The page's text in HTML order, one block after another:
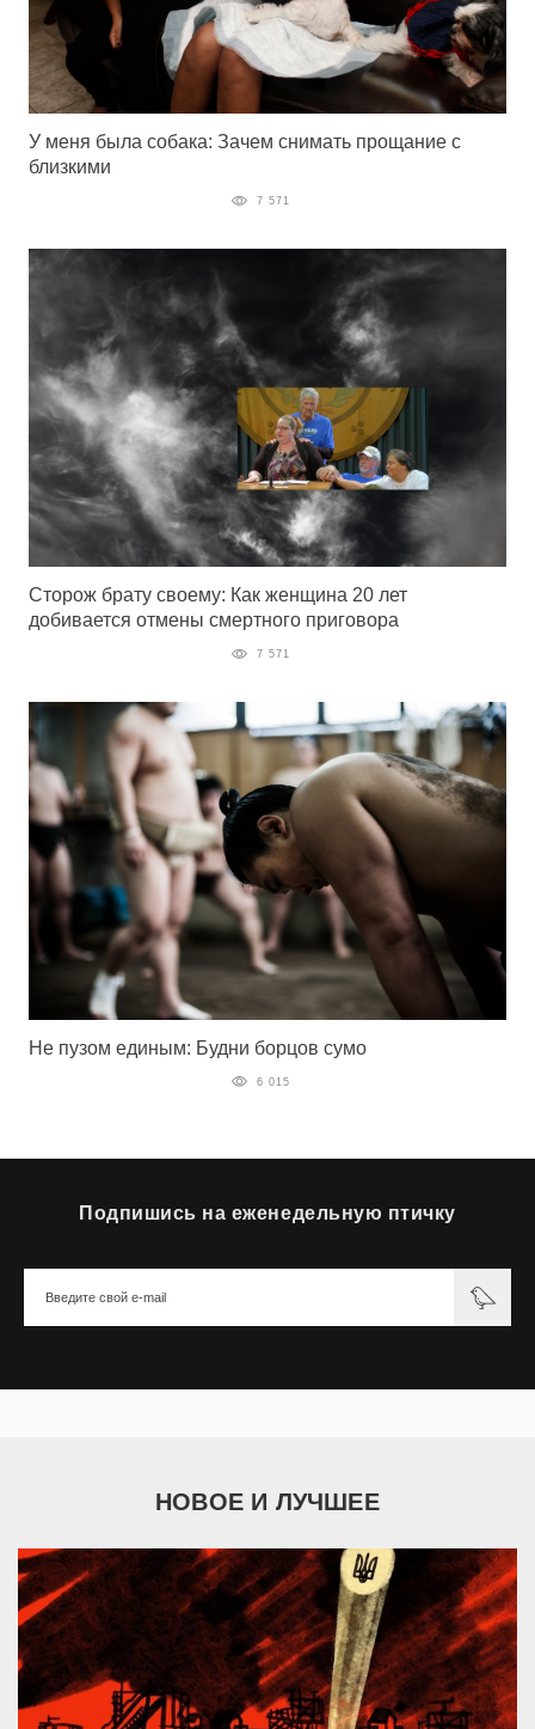
У меня была собака: Зачем снимать прощание с
близкими
7 571
Сторож брату своему: Как женщина 20 лет
добивается отмены смертного приговора
7 571
Не пузом единым: Будни борцов сумо
6 015
Подпишись на еженедельную птичку
НОВОЕ И ЛУЧШЕЕ